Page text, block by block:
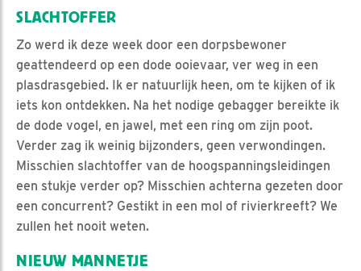
SLACHTOFFER
Zo werd ik deze week door een dorpsbewoner
geattendeerd op een dode ooievaar, ver weg in een
plasdrasgebied. Ik er natuurlijk heen, om te kijken of ik
iets kon ontdekken. Na het nodige gebagger bereikte ik
de dode vogel, en jawel, met een ring om zijn poot.
Verder zag ik weinig bijzonders, geen verwondingen.
Misschien slachtoffer van de hoogspanningsleidingen
een stukje verder op? Misschien achterna gezeten door
een concurrent? Gestikt in een mol of rivierkreeft? We
zullen het nooit weten.
NIEUW MANNETJE